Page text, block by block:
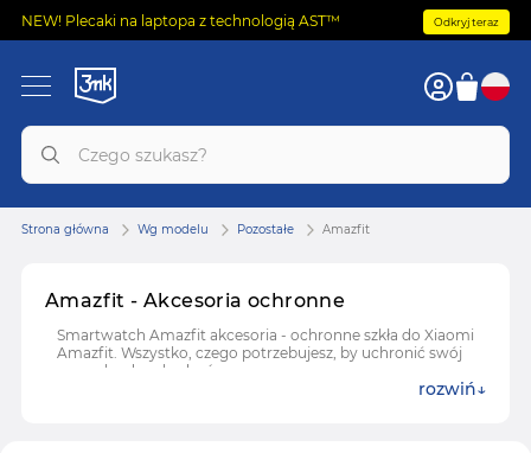
NEW! Plecaki na laptopa z technologią AST™ Odkryj teraz
Amazfit - Akcesoria ochronne
Smartwatch Amazfit akcesoria - ochronne szkła do Xiaomi
Amazfit. Wszystko, czego potrzebujesz, by uchronić swój
zegarek od uszkodzeń.
rozwiń
Strona główna Wg modelu Pozostałe Amazfit